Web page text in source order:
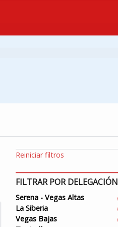
Reiniciar filtros
FILTRAR POR DELEGACIÓN